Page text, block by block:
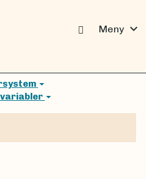
Meny expand_more